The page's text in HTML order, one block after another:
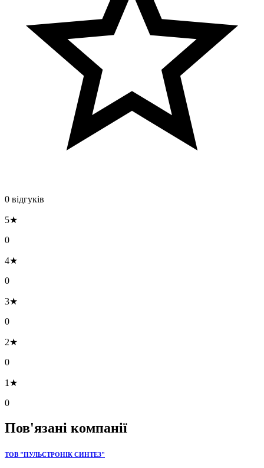
0 відгуків
5★
0
4★
0
3★
0
2★
0
1★
0
Пов'язані компанії
ТОВ "ПУЛЬСТРОНІК СИНТЕЗ"